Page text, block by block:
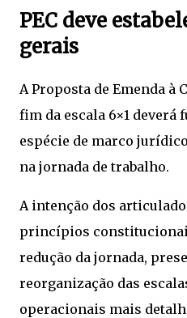
PEC deve
gerais
A Proposta de Emenda à
fim da escala 6×1 deverá
espécie de marco
na jornada de trabalho.
A intenção dos
princípios
redução da jornada,
reorganização das
operacionais mais